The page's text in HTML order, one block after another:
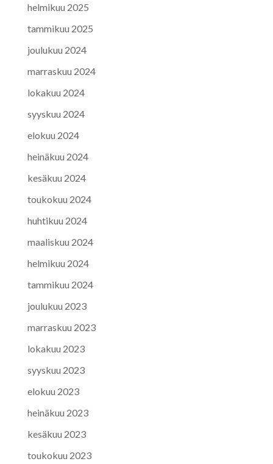
helmikuu 2025
tammikuu 2025
joulukuu 2024
marraskuu 2024
lokakuu 2024
syyskuu 2024
elokuu 2024
heinäkuu 2024
kesäkuu 2024
toukokuu 2024
huhtikuu 2024
maaliskuu 2024
helmikuu 2024
tammikuu 2024
joulukuu 2023
marraskuu 2023
lokakuu 2023
syyskuu 2023
elokuu 2023
heinäkuu 2023
kesäkuu 2023
toukokuu 2023